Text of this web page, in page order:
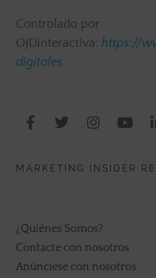
Controlado por
OJDinteractiva: https://
digitales
MARKETING INSIDER
¿Quiénes Somos?
Contacte con nosotros
Anúnciese con nosotros